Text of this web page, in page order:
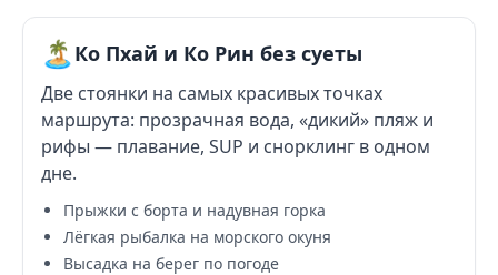
🏝️ Ко Пхай и Ко Рин без суеты
Две стоянки на самых красивых точках
маршрута: прозрачная вода, «дикий» пляж и
рифы — плавание, SUP и снорклинг в одном
дне.
Прыжки с борта и надувная горка
Лёгкая рыбалка на морского окуня
Высадка на берег по погоде